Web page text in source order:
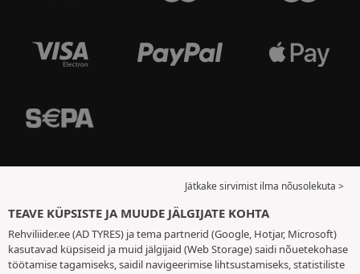
Jätkake sirvimist ilma nõusolekuta >
TEAVE KÜPSISTE JA MUUDE JÄLGIJATE KOHTA
Rehviliider.ee (AD TYRES) ja tema partnerid (Google, Hotjar, Microsoft)
kasutavad küpsiseid ja muid jälgijaid (Web Storage) saidi nõuetekohase
töötamise tagamiseks, saidil navigeerimise lihtsustamiseks, statistiliste